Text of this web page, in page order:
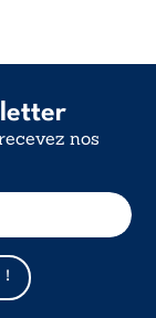
nos
!